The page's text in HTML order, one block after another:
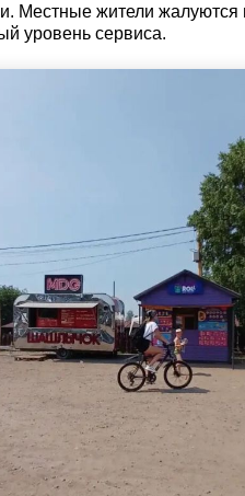
Местные жители жалуются
уровень сервиса.